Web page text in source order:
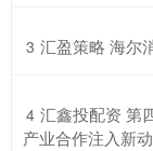
3 汇盈策略 海尔
4 汇鑫投配资 第
产业合作注入新